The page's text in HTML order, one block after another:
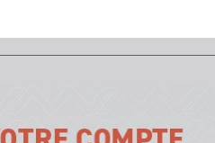
sont construites aux Pays-
et indonésienne.